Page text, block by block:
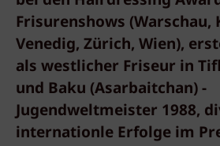
Frisurenshows (Warschau,
Venedig, Zürich, Wien),
als westlicher Friseur in
und Baku (Asarbaitchan) -
Jugendweltmeister 1988,
internationle Erfolge im